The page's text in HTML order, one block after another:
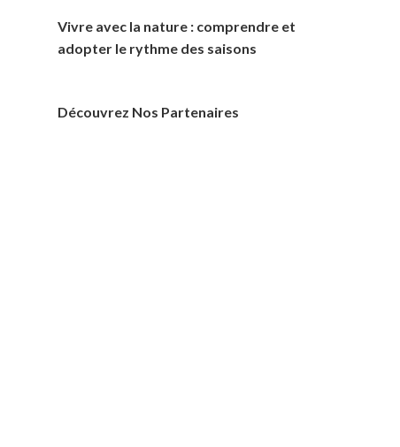
Vivre avec la nature : comprendre et
adopter le rythme des saisons
Découvrez Nos Partenaires